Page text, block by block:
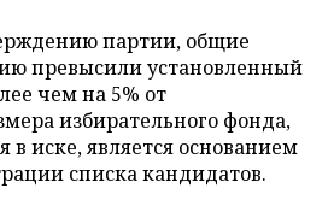
партии, общие
превысили установленный
чем на 5% от
избирательного фонда,
в иске, является основанием
списка кандидатов.